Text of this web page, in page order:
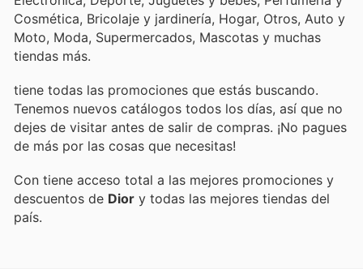
Cosmética, Bricolaje y jardinería, Hogar, Otros, Auto y
Moto, Moda, Supermercados, Mascotas y muchas
tiendas más.
tiene todas las promociones que estás buscando.
Tenemos nuevos catálogos todos los días, así que no
dejes de visitar antes de salir de compras. ¡No pagues
de más por las cosas que necesitas!
Con tiene acceso total a las mejores promociones y
descuentos de Dior y todas las mejores tiendas del
país.